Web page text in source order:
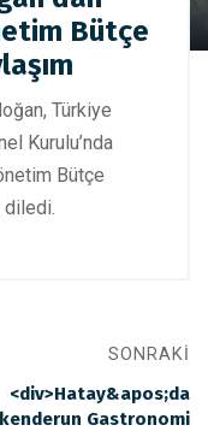
Merkezi Yönetim
Bütçe
Türkiye
Kurulu’nda
Bütçe
diledi.
SONRAKI
<div>Hatay&apos;da
Gastronomi